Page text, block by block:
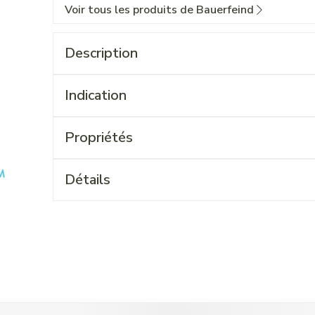
Voir tous les produits de Bauerfeind
Description
Indication
Propriétés
Détails